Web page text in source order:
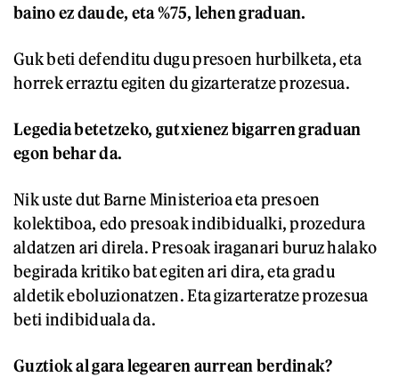
baino ez daude, eta %75, lehen graduan.
Guk beti defenditu dugu presoen hurbilketa, eta
horrek erraztu egiten du gizarteratze prozesua.
Legedia betetzeko, gutxienez bigarren graduan
egon behar da.
Nik uste dut Barne Ministerioa eta presoen
kolektiboa, edo presoak indibidualki, prozedura
aldatzen ari direla. Presoak iraganari buruz halako
begirada kritiko bat egiten ari dira, eta gradu
aldetik eboluzionatzen. Eta gizarteratze prozesua
beti indibiduala da.
Guztiok al gara legearen aurrean berdinak?